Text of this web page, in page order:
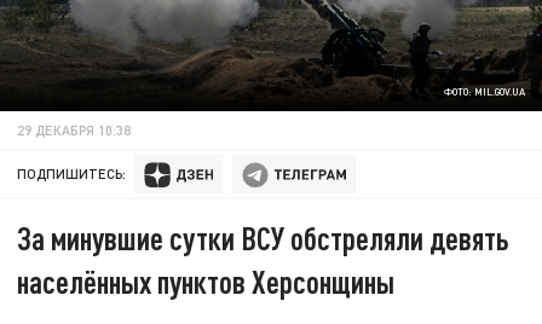
ФОТО: MIL.GOV.UA
29 ДЕКАБРЯ 10:38
ПОДПИШИТЕСЬ:
За минувшие сутки ВСУ обстреляли девять
населённых пунктов Херсонщины